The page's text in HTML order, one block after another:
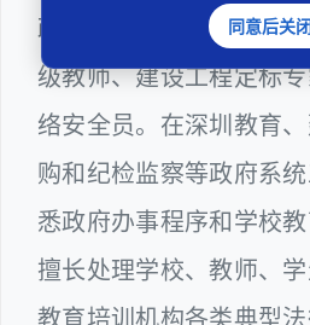
政府部门公职律师、深
级教师、建设工程定标
络安全员。在深圳教育
购和纪检监察等政府系
悉政府办事程序和学校
擅长处理学校、教师、
教育培训机构各类典型
同意后关闭